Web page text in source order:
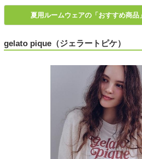
夏用ルームウェアの「おすすめ商品
gelato pique（ジェラートピケ）